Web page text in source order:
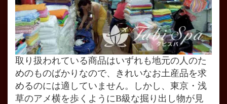
取り扱われている商品はいずれも地元の人のた
めのものばかりなので、きれいなお土産品を求
めるのには適していません。しかし、東京・浅
草のアメ横を歩くようにB級な掘り出し物が見